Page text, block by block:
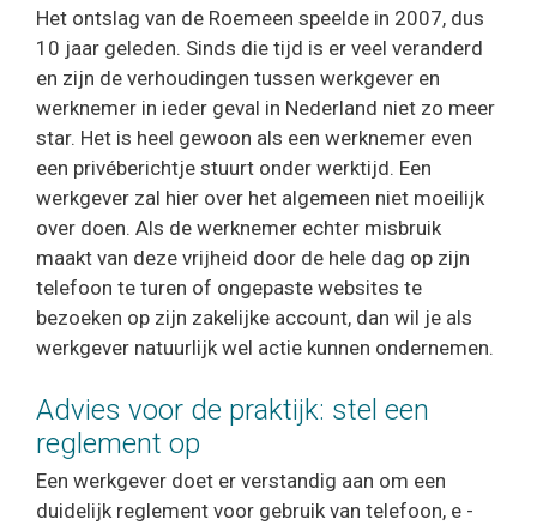
Het ontslag van de Roemeen speelde in 2007, dus
10 jaar geleden. Sinds die tijd is er veel veranderd
en zijn de verhoudingen tussen werkgever en
werknemer in ieder geval in Nederland niet zo meer
star. Het is heel gewoon als een werknemer even
een privéberichtje stuurt onder werktijd. Een
werkgever zal hier over het algemeen niet moeilijk
over doen. Als de werknemer echter misbruik
maakt van deze vrijheid door de hele dag op zijn
telefoon te turen of ongepaste websites te
bezoeken op zijn zakelijke account, dan wil je als
werkgever natuurlijk wel actie kunnen ondernemen.
Advies voor de praktijk: stel een
reglement op
Een werkgever doet er verstandig aan om een
duidelijk reglement voor gebruik van telefoon, e -